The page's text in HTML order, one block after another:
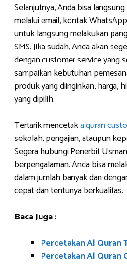
Selanjutnya, Anda bisa
melalui email, kontak
untuk langsung melakukan
SMS. Jika sudah, Anda akan
dengan customer service yang
sampaikan kebutuhan
produk yang diinginkan, harga,
yang dipilih.
Tertarik mencetakalquran
sekolah, pengajian, ataupun
Segera hubungi Penerbit
berpengalaman. Anda bisa
dalam jumlah banyak dan
cepat dan tentunya berkualitas.
Baca Juga :
Percetakan Al Quran
Percetakan Al Quran